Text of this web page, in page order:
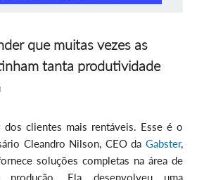
que muitas vezes as
tanta produtividade
dos clientes mais rentáveis. Esse é o
Cleandro Nilson, CEO da Gabster,
soluções completas na área de
produção. Ela desenvolveu uma